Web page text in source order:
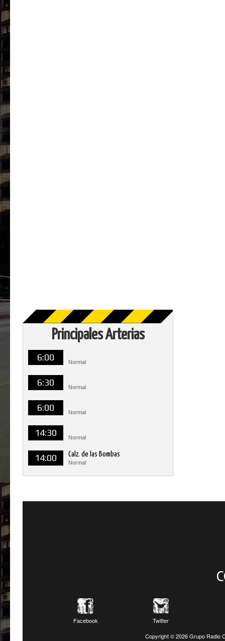
Principales Arterias
6:00 Normal
6:30 Normal
6:00 Normal
14:30 Normal
14:00 Calz. de las Bombas
Normal
Facebook
Twitter
Copyright ©2026 Grupo Radio